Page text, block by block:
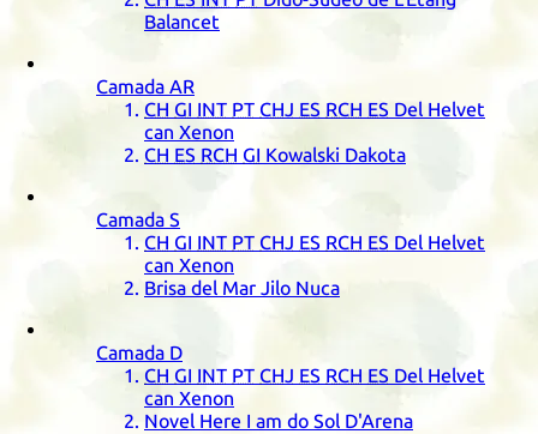
Balancet
Camada AR
CH GI INT PT CHJ ES RCH ES Del Helvet
can Xenon
CH ES RCH GI Kowalski Dakota
Camada S
CH GI INT PT CHJ ES RCH ES Del Helvet
can Xenon
Brisa del Mar Jilo Nuca
Camada D
CH GI INT PT CHJ ES RCH ES Del Helvet
can Xenon
Novel Here I am do Sol D'Arena